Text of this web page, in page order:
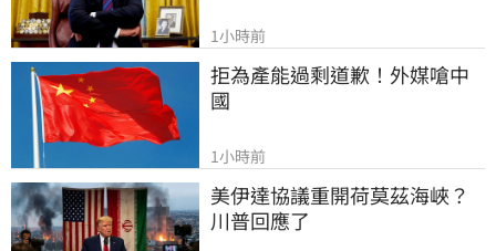
1小時前
拒為產能過剩道歉！外媒嗆中
國
1小時前
美伊達協議重開荷莫茲海峽？
川普回應了